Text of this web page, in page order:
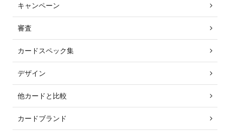
キャンペーン
審査
カードスペック集
デザイン
他カードと比較
カードブランド